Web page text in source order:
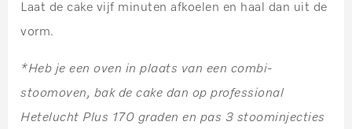
Laat de cake vijf minuten afkoelen en haal dan uit de
vorm.
*Heb je een oven in plaats van een combi-
stoomoven, bak de cake dan op professional
Hetelucht Plus 170 graden en pas 3 stoominjecties